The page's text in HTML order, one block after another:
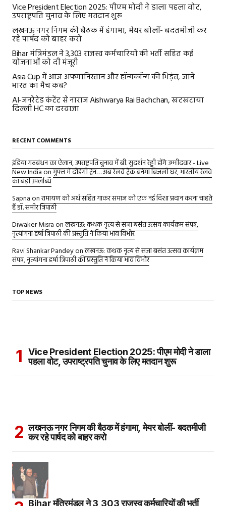
Vice President Election 2025: पीएम मोदी ने डाला पहला वोट,
उपराष्ट्रपति चुनाव के लिए मतदान शुरू
लखनऊ नगर निगम की बैठक में हंगामा, मेयर बोलीं- बदतमीजी कर
रहे पार्षद को बाहर करो
Bihar मंत्रिमंडल ने 3,303 राजस्व कर्मचारियों की भर्ती सहित कई
योजनाओं को दी मंजूरी
Asia Cup में आज अफगानिस्तान और हॉन्गकॉन्ग की भिड़ंत, जानें
भारत का मैच कब?
AI-जनरेटेड कंटेंट से नाराज Aishwarya Rai Bachchan, खटखटाया
दिल्ली HC का दरवाजा
RECENT COMMENTS
इंडिया गठबंधन का ऐलान, उपराष्ट्रपति चुनाव में बी. सुदर्शन रेड्डी होंगे उम्मीदवार - Live
New Indiaonमुफ्त में दौड़ेगी ट्रेन… अब रेलवे ट्रैक बनेगा बिजली घर, भारतीय रेलवे
का बड़ी उपलब्धि
Sapnaonरामायण को अर्थ सहित गाकर समाज को एक नई दिशा प्रदान करना चाहते
हैं डॉ. समीर त्रिपाठी
Diwaker Misraonलखनऊ: कथक नृत्य से सजा बसंत उत्सव कार्यक्रम संपन्न,
नृत्यांगना हर्षा त्रिपाठी की प्रस्तुति ने किया भाव विभोर
Ravi Shankar Pandeyonलखनऊ: कथक नृत्य से सजा बसंत उत्सव कार्यक्रम
संपन्न, नृत्यांगना हर्षा त्रिपाठी की प्रस्तुति ने किया भाव विभोर
TOP NEWS
Vice President Election 2025: पीएम मोदी ने डाला
पहला वोट, उपराष्ट्रपति चुनाव के लिए मतदान शुरू
लखनऊ नगर निगम की बैठक में हंगामा, मेयर बोलीं- बदतमीजी
कर रहे पार्षद को बाहर करो
Bihar मंत्रिमंडल ने 3,303 राजस्व कर्मचारियों की भर्ती